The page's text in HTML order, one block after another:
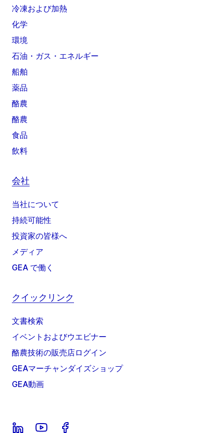
冷凍および加熱
化学
環境
石油・ガス・エネルギー
船舶
薬品
酪農
酪農
食品
飲料
会社
当社について
持続可能性
投資家の皆様へ
メディア
GEA で働く
クイックリンク
文書検索
イベントおよびウエビナー
酪農技術の販売店ログイン
GEAマーチャンダイズショップ
GEA動画